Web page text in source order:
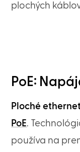
plochých
PoE:
Ploché
PoE.
používa na